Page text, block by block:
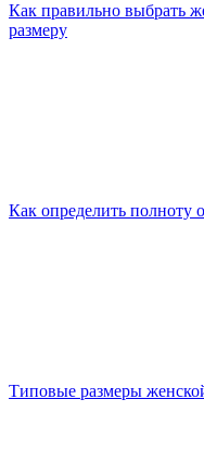
Как правильно выбрать
размеру
Как определить полноту
Типовые размеры